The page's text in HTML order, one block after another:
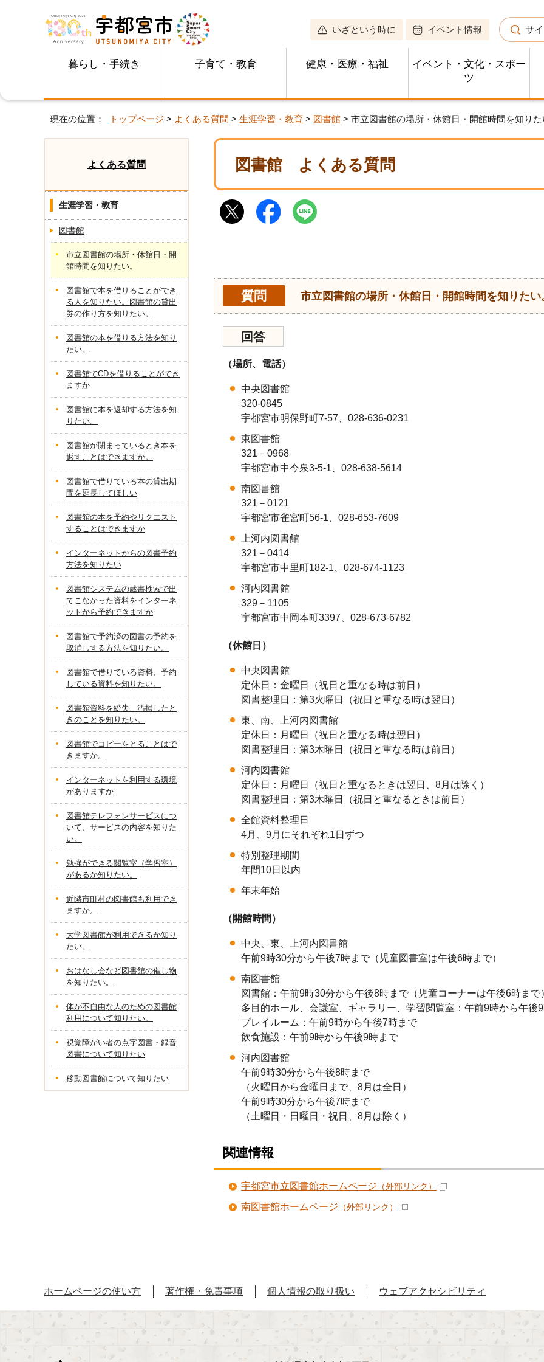
いざという時に イベント情報 サ
暮らし・手続き 子育て・教育 健康・医療・福祉
イベント・文化・スポー
ツ
現在の位置： トップページ > よくある質問 > 生涯学習・教育 > 図書館 > 市立図書館の場所・休館日・開館時間を知り
図書館 よくある質問
質問 市立図書館の場所・休館日・開館時間を知りたい
回答
（場所、電話）
中央図書館
320-0845
宇都宮市明保野町7-57、028-636-0231
東図書館
321－0968
宇都宮市中今泉3-5-1、028-638-5614
南図書館
321－0121
宇都宮市雀宮町56-1、028-653-7609
上河内図書館
321－0414
宇都宮市中里町182-1、028-674-1123
河内図書館
329－1105
宇都宮市中岡本町3397、028-673-6782
（休館日）
中央図書館
定休日：金曜日（祝日と重なる時は前日）
図書整理日：第3火曜日（祝日と重なる時は翌日）
東、南、上河内図書館
定休日：月曜日（祝日と重なる時は翌日）
図書整理日：第3木曜日（祝日と重なる時は前日）
河内図書館
定休日：月曜日（祝日と重なるときは翌日、8月は除く）
図書整理日：第3木曜日（祝日と重なるときは前日）
全館資料整理日
4月、9月にそれぞれ1日ずつ
特別整理期間
年間10日以内
年末年始
（開館時間）
中央、東、上河内図書館
午前9時30分から午後7時まで（児童図書室は午後6時まで）
南図書館
図書館：午前9時30分から午後8時まで（児童コーナーは午後6時まで
多目的ホール、会議室、ギャラリー、学習閲覧室：午前9時から午後
プレイルーム：午前9時から午後7時まで
飲食施設：午前9時から午後9時まで
河内図書館
午前9時30分から午後8時まで
（火曜日から金曜日まで、8月は全日）
午前9時30分から午後7時まで
（土曜日・日曜日・祝日、8月は除く）
関連情報
宇都宮市立図書館ホームページ （外部リンク）
南図書館ホームページ （外部リンク）
よくある質問
生涯学習・教育
図書館
市立図書館の場所・休館日・開
館時間を知りたい。
図書館で本を借りることができ
る人を知りたい。図書館の貸出
券の作り方を知りたい。
図書館の本を借りる方法を知り
たい。
図書館でCDを借りることができ
ますか
図書館に本を返却する方法を知
りたい。
図書館が閉まっているとき本を
返すことはできますか。
図書館で借りている本の貸出期
間を延長してほしい
図書館の本を予約やリクエスト
することはできますか
インターネットからの図書予約
方法を知りたい
図書館システムの蔵書検索で出
てこなかった資料をインターネ
ットから予約できますか
図書館で予約済の図書の予約を
取消しする方法を知りたい。
図書館で借りている資料、予約
している資料を知りたい。
図書館資料を紛失、汚損したと
きのことを知りたい。
図書館でコピーをとることはで
きますか。
インターネットを利用する環境
がありますか
図書館テレフォンサービスにつ
いて、サービスの内容を知りた
い。
勉強ができる閲覧室（学習室）
があるか知りたい。
近隣市町村の図書館も利用でき
ますか。
大学図書館が利用できるか知り
たい。
おはなし会など図書館の催し物
を知りたい。
体が不自由な人のための図書館
利用について知りたい。
視覚障がい者の点字図書・録音
図書について知りたい
移動図書館について知りたい
ホームページの使い方 著作権・免責事項 個人情報の取り扱い ウェブアクセシビリティ